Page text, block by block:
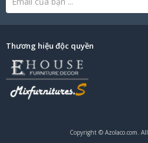
Thương hiệu độc quyền
Copyright © Azolaco.com.